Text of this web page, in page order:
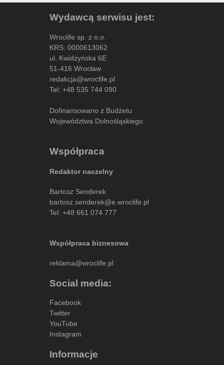
Wydawcą serwisu jest:
Wroclife sp. z o.o.
KRS: 0000613062
ul. Kwidzyńska 6E
51-416 Wrocław
redakcja@wroclife.pl
Tel: +48 535 744 090
Dofinansowano z Budżetu
Województwa Dolnośląskiego
Współpraca
Redaktor naczelny
Bartosz Senderek
bartosz.senderek@e.wroclife.pl
Tel: +48 661 074 777
Współpraca biznesowa
reklama@wroclife.pl
Social media:
Facebook
Twitter
YouTube
Instagram
Informacje